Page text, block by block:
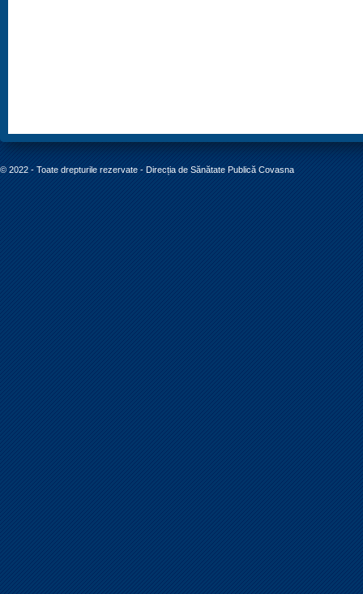
© 2022 - Toate drepturile rezervate - Direcția de Sănătate Publică Covasna